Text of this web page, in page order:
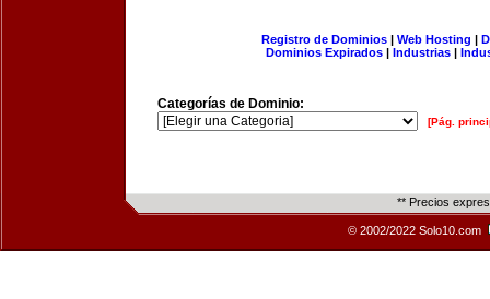
Registro de Dominios| Web Hosting |
Dominios Expirados | Industrias |
Categorías de Dominio:
[Pág.
** Precios
© 2002/2022 Solo10.com